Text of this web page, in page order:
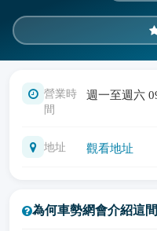
營業時
間
週一至週六
地址 觀看地址
為何車勢網會介紹這